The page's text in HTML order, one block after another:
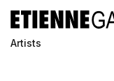
Artists